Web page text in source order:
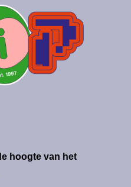
hoogte van het